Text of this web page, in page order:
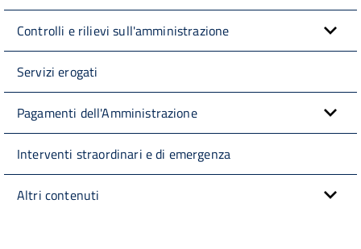
Controlli e rilievi sull'amministrazione
Servizi erogati
Pagamenti dell'Amministrazione
Interventi straordinari e di emergenza
Altri contenuti